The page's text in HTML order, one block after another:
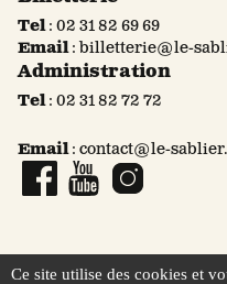
Tel: 02 31 82 69 69
Email: billetterie@le-
Administration
Tel: 02 31 82 72 72
Email: contact@le-
Ce site utilise des cookies et